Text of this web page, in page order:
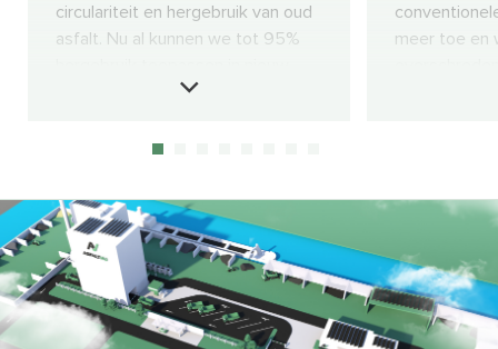
circulariteit en hergebruik van oud
asfalt. Nu al kunnen we tot 95%
asfalt. Ons doel is om voor 2030,
Asfaltinstallatie, tot 100%
asfalt. Dit geldt voor zowel
deklagen als onderlagen. Naast
oud asfalt gaan we ook meer
secundaire bouwstoffen
toepassen.
meer toe en
ruimschoots
geur- en